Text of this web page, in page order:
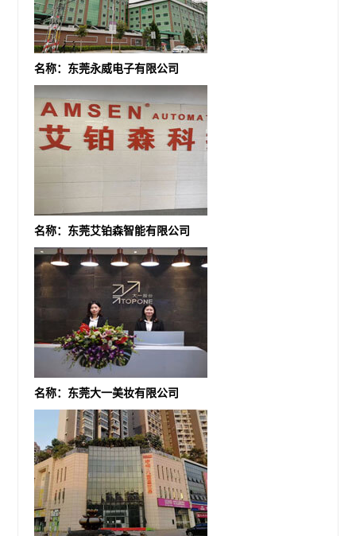
名称：东莞永威电子有限公司
名称：东莞艾铂森智能有限公司
名称：东莞大一美妆有限公司